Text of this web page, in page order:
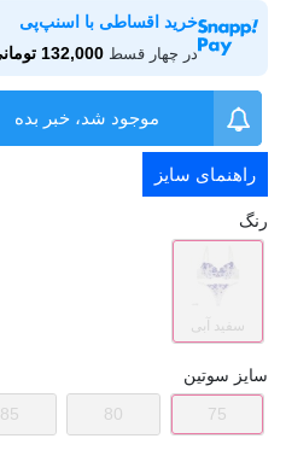
خرید اقساطی با اسنپ‌پی
در چهار قسط 132,000 تومانی
موجود شد، خبر بده
راهنمای سایز
رنگ
سفید آبی
سایز سوتین
75
80
85